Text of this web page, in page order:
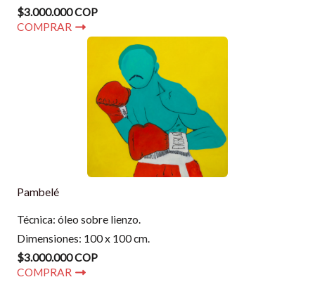
$3.000.000 COP
COMPRAR
Pambelé
Técnica: óleo sobre lienzo.
Dimensiones: 100 x 100 cm.
$3.000.000 COP
COMPRAR